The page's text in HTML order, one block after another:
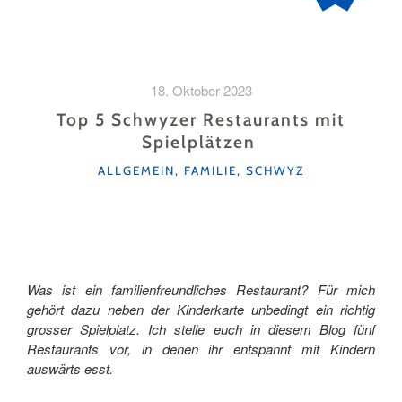
18. Oktober 2023
Top 5 Schwyzer Restaurants mit
Spielplätzen
KATEGORIEN
ALLGEMEIN, FAMILIE, SCHWYZ
Was ist ein familienfreundliches Restaurant? Für mich
gehört dazu neben der Kinderkarte unbedingt ein richtig
grosser Spielplatz. Ich stelle euch in diesem Blog fünf
Restaurants vor, in denen ihr entspannt mit Kindern
auswärts esst.